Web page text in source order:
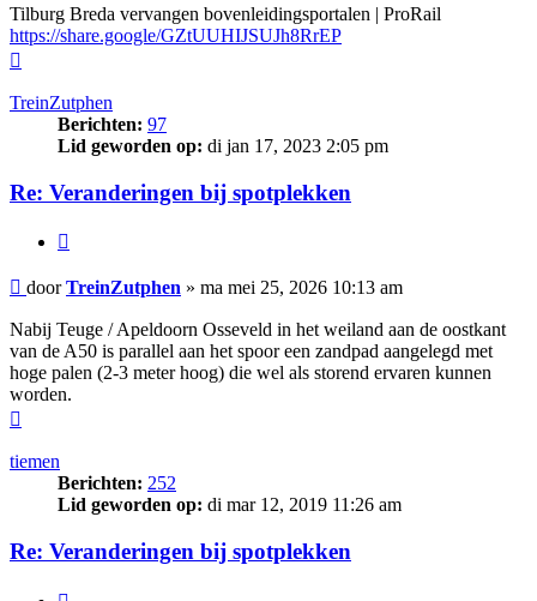
Tilburg Breda vervangen bovenleidingsportalen | ProRail
https://share.google/GZtUUHIJSUJh8RrEP
TreinZutphen
Berichten: 97
Lid geworden op: di jan 17, 2023 2:05 pm
Re: Veranderingen bij spotplekken
Bericht
doorTreinZutphen » ma mei 25, 2026 10:13 am
Nabij Teuge / Apeldoorn Osseveld in het weiland aan de oostkant
van de A50 is parallel aan het spoor een zandpad aangelegd met
hoge palen (2-3 meter hoog) die wel als storend ervaren kunnen
worden.
tiemen
Berichten: 252
Lid geworden op: di mar 12, 2019 11:26 am
Re: Veranderingen bij spotplekken